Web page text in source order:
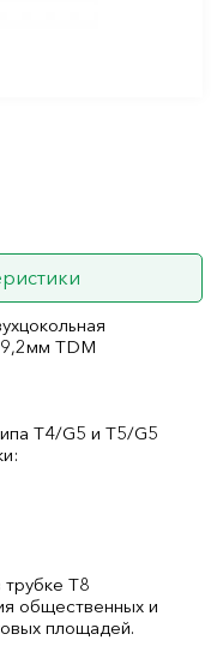
TDM
Т4/G5 и Т5/G5
Т8
общественных и
площадей.